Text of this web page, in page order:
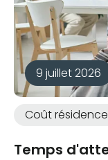
9 juillet 2026
Coût résidence
Temps